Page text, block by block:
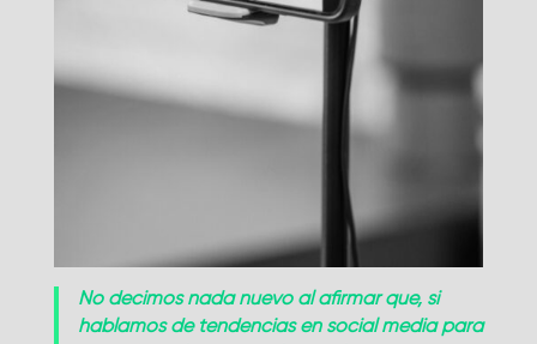
No decimos nada nuevo al afirmar que, si
hablamos de tendencias en social media para